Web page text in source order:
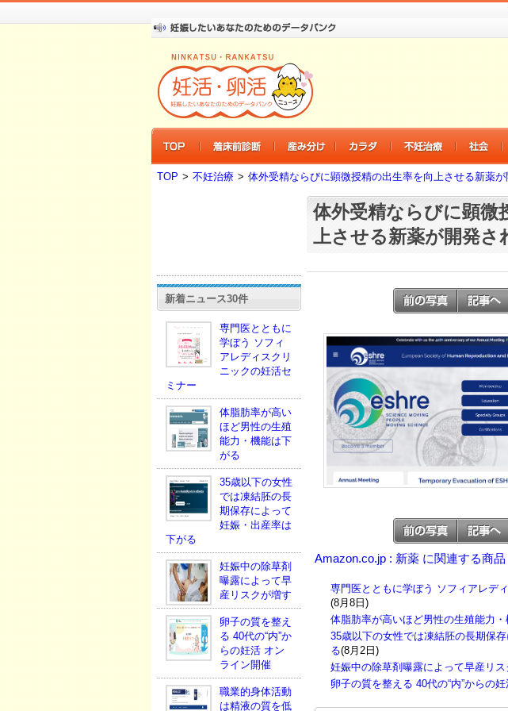
TOP > 不妊治療 > 体外受精ならびに顕微授精の出生率を向上させる新薬が
新着ニュース30件
専門医とともに
学ぼう ソフィ
アレディスクリ
ニックの妊活セ
ミナー
体脂肪率が高い
ほど男性の生殖
能力・機能は下
がる
35歳以下の女性
では凍結胚の長
期保存によって
妊娠・出産率は
下がる
妊娠中の除草剤
曝露によって早
産リスクが増す
卵子の質を整え
る 40代の“内”か
らの妊活 オン
ライン開催
職業的身体活動
は精液の質を低
体外受精ならびに顕微
上させる新薬が開発さ
Amazon.co.jp : 新薬 に関連する商品
専門医とともに学ぼう ソフィアレデ
(8月8日)
体脂肪率が高いほど男性の生殖能力
35歳以下の女性では凍結胚の長期保
る(8月2日)
妊娠中の除草剤曝露によって早産リス
卵子の質を整える 40代の“内”からの